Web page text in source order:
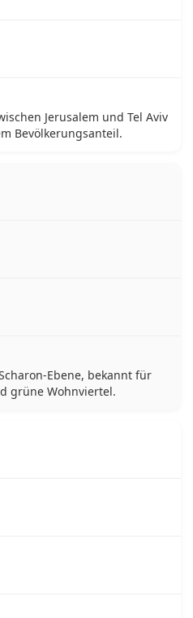
Jerusalem und Tel Aviv
Bevölkerungsanteil.
Ebene, bekannt für
grüne Wohnviertel.